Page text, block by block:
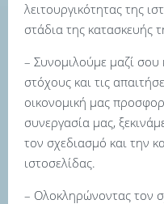
λειτουργικότητας της
στάδια της κατασκευής
– Συνομιλούμε μαζί
στόχους και τις
οικονομική μας
συνεργασία μας,
τον σχεδιασμό και την
ιστοσελίδας.
– Ολοκληρώνοντας τον